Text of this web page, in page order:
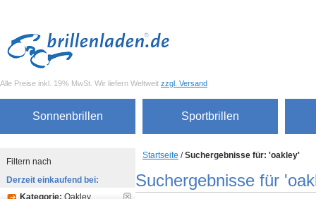
Alle Preise inkl. 19% MwSt. Wir liefern Weltweit zzgl. Versand
Sonnenbrillen Sportbrillen
Startseite /Suchergebnisse für: 'oakley'
Suchergebnisse für
Filtern nach
Derzeit einkaufend bei:
Kategorie: Oakley